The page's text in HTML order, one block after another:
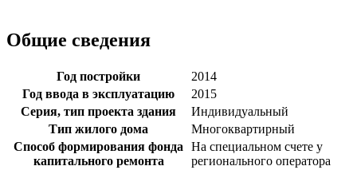
Общие сведения
Год постройки
2014
Год ввода в эксплуатацию
2015
Серия, тип проекта здания
Индивидуальный
Тип жилого дома
Многоквартирный
Способ формирования фонда
капитального ремонта
На специальном счете у
регионального оператора